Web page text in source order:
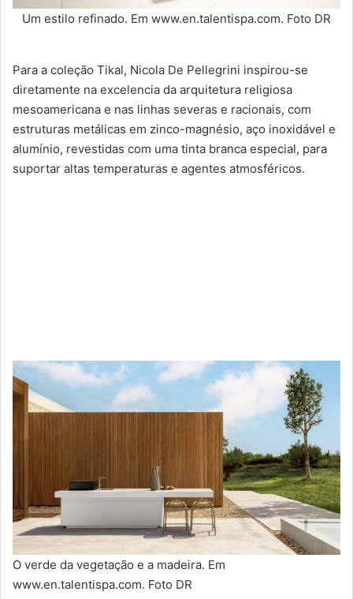
Um estilo refinado. Em www.en.talentispa.com. Foto DR
Para a coleção Tikal, Nicola De Pellegrini inspirou-se
diretamente na excelencia da arquitetura religiosa
mesoamericana e nas linhas severas e racionais, com
estruturas metálicas em zinco-magnésio, aço inoxidável e
alumínio, revestidas com uma tinta branca especial, para
suportar altas temperaturas e agentes atmosféricos.
O verde da vegetação e a madeira. Em
www.en.talentispa.com. Foto DR